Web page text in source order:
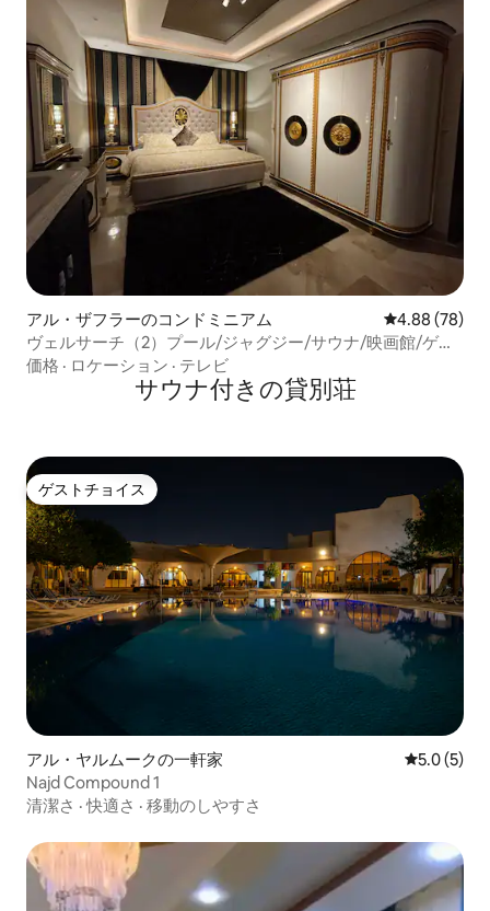
アル・ザフラーのコンドミニアム レビュー78
4.88 (78)
ヴェルサーチ（2）プール/ジャグジー/サウナ/映画館/ゲー
ムルーム
価格 · ロケーション · テレビ
サウナ付きの貸別荘
ゲストチョイス
ゲストチョイス
アル・ヤルムークの一軒家 レビュー5
5.0 (5)
Najd Compound 1
清潔さ ·快適さ · 移動のしやすさ